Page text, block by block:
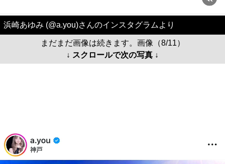
浜崎あゆみ (@a.you)さんのインスタグラムより
まだまだ画像は続きます。画像（8/11）
↓ スクロールで次の写真 ↓